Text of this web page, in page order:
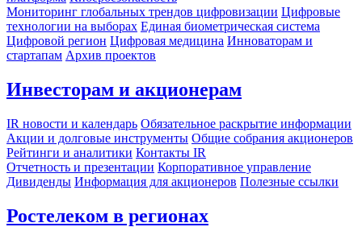
Мониторинг глобальных трендов цифровизации Цифровые
технологии на выборах Единая биометрическая система
Цифровой регион Цифровая медицина Инноваторам и
стартапам Архив проектов
Инвесторам и акционерам
IR новости и календарь Обязательное раскрытие информации
Акции и долговые инструменты Общие собрания акционеров
Рейтинги и аналитики Контакты IR
Отчетность и презентации Корпоративное управление
Дивиденды Информация для акционеров Полезные ссылки
Ростелеком в регионах